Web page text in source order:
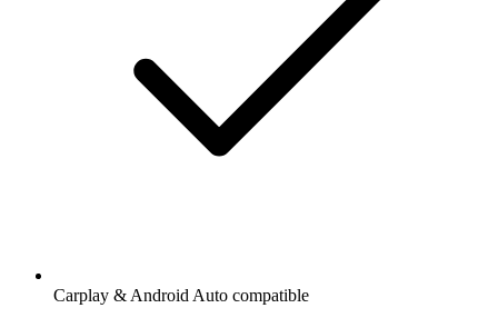
Carplay & Android Auto compatible